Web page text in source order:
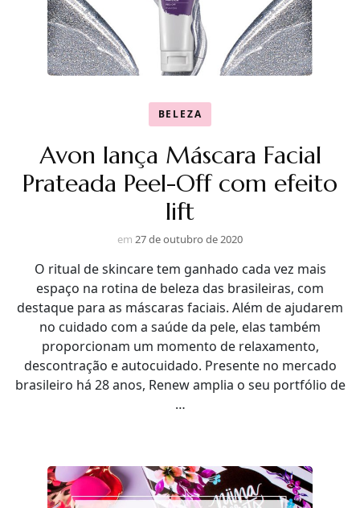
BELEZA
Avon lança Máscara Facial
Prateada Peel-Off com efeito
lift
em 27 de outubro de 2020
O ritual de skincare tem ganhado cada vez mais
espaço na rotina de beleza das brasileiras, com
destaque para as máscaras faciais. Além de ajudarem
no cuidado com a saúde da pele, elas também
proporcionam um momento de relaxamento,
descontração e autocuidado. Presente no mercado
brasileiro há 28 anos, Renew amplia o seu portfólio de
…